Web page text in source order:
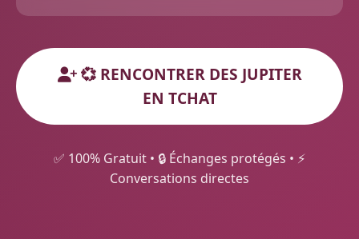
💞 RENCONTRER DES JUPITER
EN TCHAT
✅ 100% Gratuit • 🔒 Échanges protégés • ⚡
Conversations directes